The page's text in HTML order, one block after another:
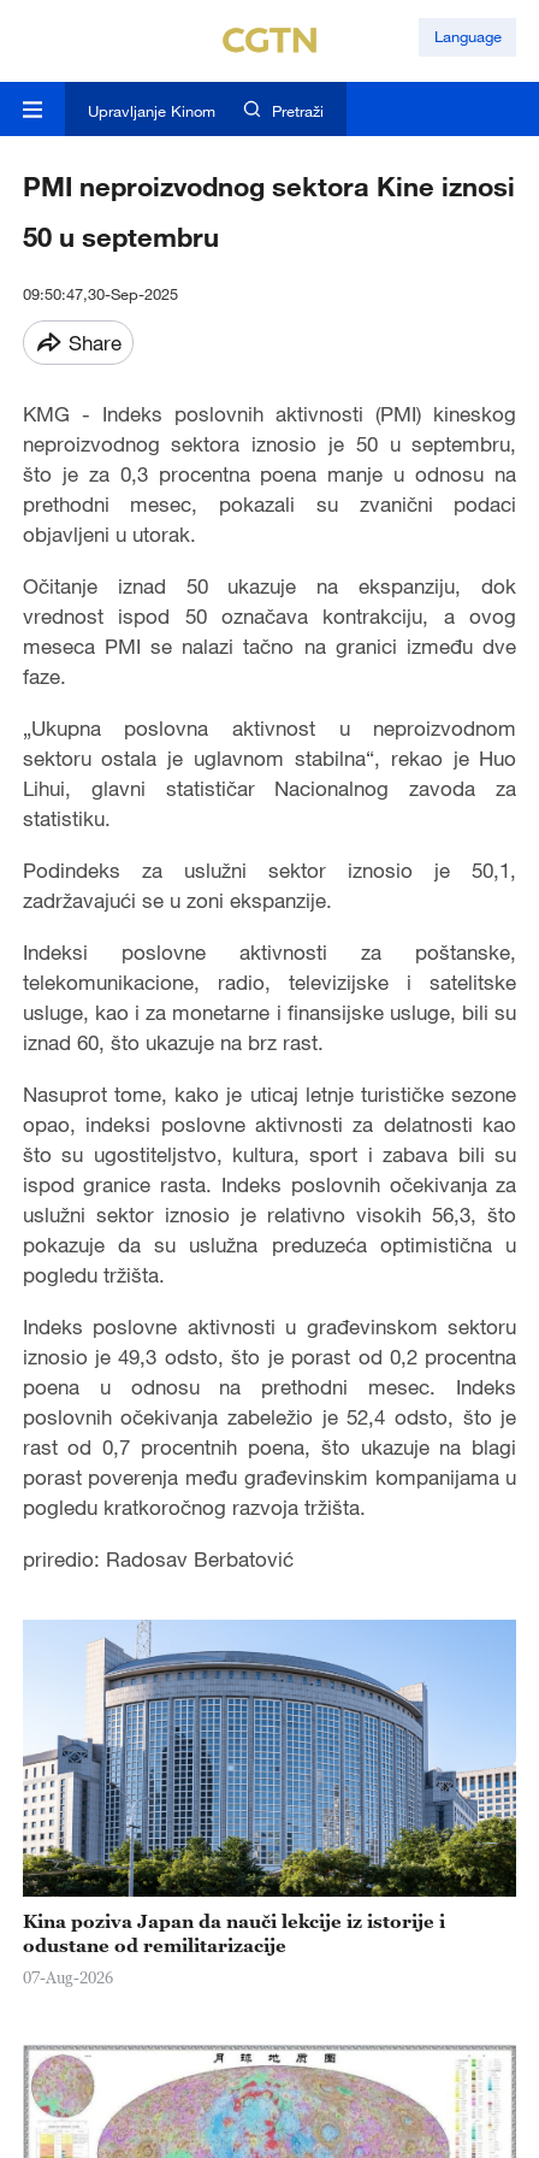
Language
Upravljanje Kinom Pretraži
PMI neproizvodnog sektora Kine iznosi
50 u septembru
09:50:47,30-Sep-2025
Share
KMG - Indeks poslovnih aktivnosti (PMI) kineskog
neproizvodnog sektora iznosio je 50 u septembru,
što je za 0,3 procentna poena manje u odnosu na
prethodni mesec, pokazali su zvanični podaci
objavljeni u utorak.
Očitanje iznad 50 ukazuje na ekspanziju, dok
vrednost ispod 50 označava kontrakciju, a ovog
meseca PMI se nalazi tačno na granici između dve
faze.
„Ukupna poslovna aktivnost u neproizvodnom
sektoru ostala je uglavnom stabilna“, rekao je Huo
Lihui, glavni statističar Nacionalnog zavoda za
statistiku.
Podindeks za uslužni sektor iznosio je 50,1,
zadržavajući se u zoni ekspanzije.
Indeksi poslovne aktivnosti za poštanske,
telekomunikacione, radio, televizijske i satelitske
usluge, kao i za monetarne i finansijske usluge, bili su
iznad 60, što ukazuje na brz rast.
Nasuprot tome, kako je uticaj letnje turističke sezone
opao, indeksi poslovne aktivnosti za delatnosti kao
što su ugostiteljstvo, kultura, sport i zabava bili su
ispod granice rasta. Indeks poslovnih očekivanja za
uslužni sektor iznosio je relativno visokih 56,3, što
pokazuje da su uslužna preduzeća optimistična u
pogledu tržišta.
Indeks poslovne aktivnosti u građevinskom sektoru
iznosio je 49,3 odsto, što je porast od 0,2 procentna
poena u odnosu na prethodni mesec. Indeks
poslovnih očekivanja zabeležio je 52,4 odsto, što je
rast od 0,7 procentnih poena, što ukazuje na blagi
porast poverenja među građevinskim kompanijama u
pogledu kratkoročnog razvoja tržišta.
priredio: Radosav Berbatović
Kina poziva Japan da nauči lekcije iz istorije i
odustane od remilitarizacije
07-Aug-2026